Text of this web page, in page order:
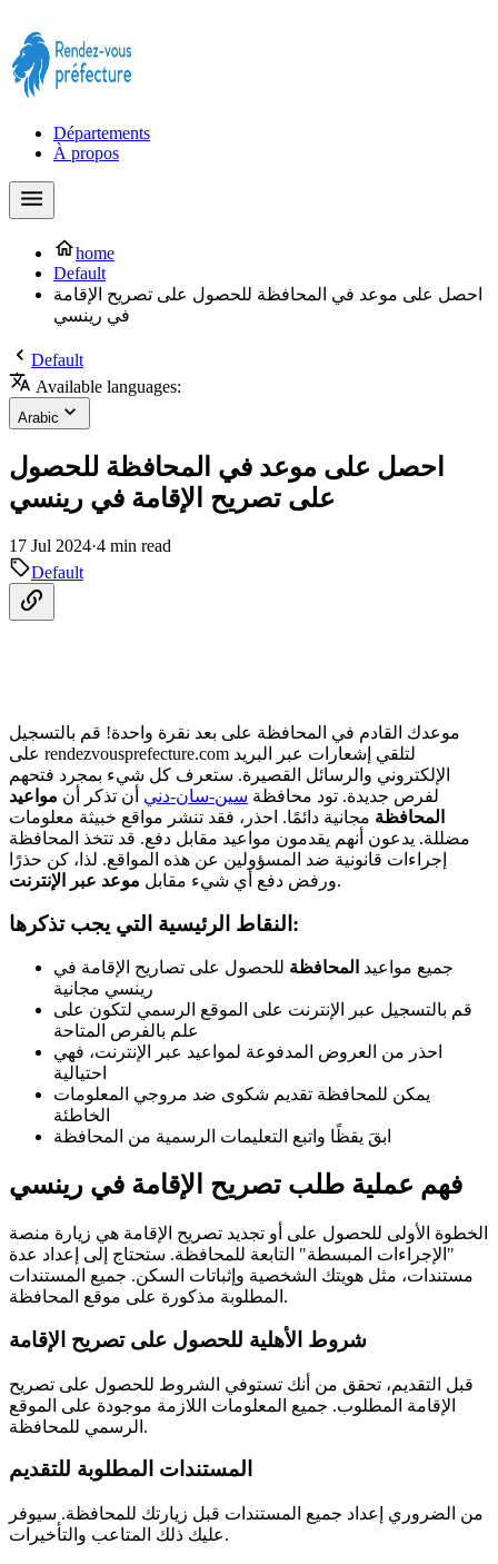
Départements
À propos
home
Default
احصل على موعد في المحافظة للحصول على تصريح الإقامة
في رينسي
Default
Available languages:
Arabic
احصل على موعد في المحافظة للحصول
على تصريح الإقامة في رينسي
17 Jul 2024·4 min read
Default
موعدك القادم في المحافظة على بعد نقرة واحدة! قم بالتسجيل
rendezvousprefecture.com
الإلكتروني والرسائل القصيرة. ستعرف كل شيء بمجرد فتحهم
لفرص جديدة. تود محافظة سين-سان-دني أن تذكر أن مواعيد
المحافظة مجانية دائمًا. احذر، فقد تنشر مواقع خبيثة معلومات
مضللة. يدعون أنهم يقدمون مواعيد مقابل دفع. قد تتخذ المحافظة
إجراءات قانونية ضد المسؤولين عن هذه المواقع. لذا، كن حذرًا
ورفض دفع أي شيء مقابل موعد عبر الإنترنت .
النقاط الرئيسية التي يجب تذكرها:
جميع مواعيد المحافظة للحصول على تصاريح الإقامة في
رينسي مجانية
قم بالتسجيل عبر الإنترنت على الموقع الرسمي لتكون على
علم بالفرص المتاحة
احذر من العروض المدفوعة لمواعيد عبر الإنترنت، فهي
احتيالية
يمكن للمحافظة تقديم شكوى ضد مروجي المعلومات
الخاطئة
ابقَ يقظًا واتبع التعليمات الرسمية من المحافظة
فهم عملية طلب تصريح الإقامة في رينسي
الخطوة الأولى للحصول على أو تجديد تصريح الإقامة هي زيارة منصة
"الإجراءات المبسطة" التابعة للمحافظة. ستحتاج إلى إعداد عدة
مستندات، مثل هويتك الشخصية وإثباتات السكن. جميع المستندات
المطلوبة مذكورة على موقع المحافظة.
شروط الأهلية للحصول على تصريح الإقامة
قبل التقديم، تحقق من أنك تستوفي الشروط للحصول على تصريح
الإقامة المطلوب. جميع المعلومات اللازمة موجودة على الموقع
الرسمي للمحافظة.
المستندات المطلوبة للتقديم
من الضروري إعداد جميع المستندات قبل زيارتك للمحافظة. سيوفر
عليك ذلك المتاعب والتأخيرات.